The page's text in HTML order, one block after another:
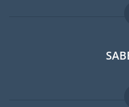
Foro
Guia
Trabajos